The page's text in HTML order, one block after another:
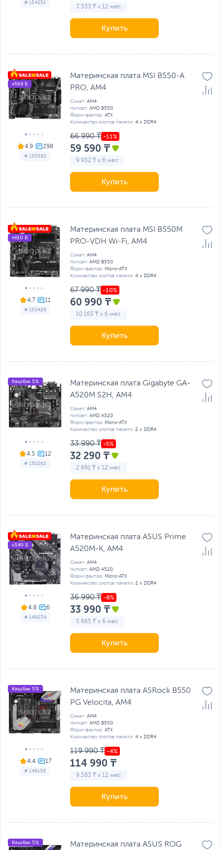
# 154251
3 533 ₸ x 12 мес
Купить
4.9
# 150560
+596 Б
Материнская плата MSI B550-A
PRO, AM4
Сокет: AM4
Чипсет: AMD B550
Форм-фактор: ATX
Количество слотов памяти: 4 x DDR4
66 990 ₸
59 590 ₸
9 932 ₸ x 6 мес
Купить
4.7
# 150426
+610 Б
Материнская плата MSI B550M
PRO-VDH Wi-Fi, AM4
Сокет: AM4
Чипсет: AMD B550
Форм-фактор: Micro-ATX
Количество слотов памяти: 4 x DDR4
67 990 ₸
60 990 ₸
10 165 ₸ x 6 мес
Купить
4.5
# 150262
Кешбэк 5%
Материнская плата Gigabyte GA-
A520M S2H, AM4
Сокет: AM4
Чипсет: AMD A520
Форм-фактор: Micro-ATX
Количество слотов памяти: 2 x DDR4
33 990 ₸
32 290 ₸
2 691 ₸ x 12 мес
Купить
4.8
# 149234
+340 Б
Материнская плата ASUS Prime
A520M-K, AM4
Сокет: AM4
Чипсет: AMD A520
Форм-фактор: Micro-ATX
Количество слотов памяти: 2 x DDR4
36 990 ₸
33 990 ₸
5 665 ₸ x 6 мес
Купить
4.4
# 149158
Кешбэк 5%
Материнская плата ASRock B550
PG Velocita, AM4
Сокет: AM4
Чипсет: AMD B550
Форм-фактор: ATX
Количество слотов памяти: 4 x DDR4
119 990 ₸
114 990 ₸
9 583 ₸ x 12 мес
Купить
Кешбэк 5%
Материнская плата ASUS ROG